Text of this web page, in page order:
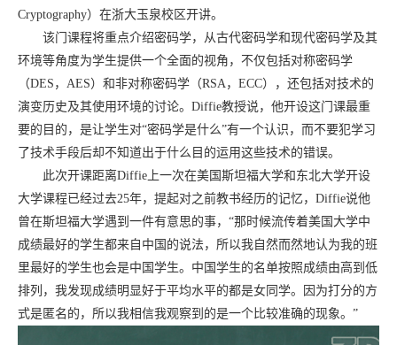
Cryptography）在浙大玉泉校区开讲。
该门课程将重点介绍密码学，从古代密码学和现代密码学及其
环境等角度为学生提供一个全面的视角，不仅包括对称密码学
（DES ， AES）和非对称密码学（RSA， ECC），还包括对技术的
演变历史及其使用环境的讨论。 Diffie教授说，他开设这门课最重
要的目的，是让学生对“密码学是什么”有一个认识，而不要犯学习
了技术手段后却不知道出于什么目的运用这些技术的错误。
此次开课距离Diffie上一次在美国斯坦福大学和东北大学开设
大学课程已经过去25年，提起对之前教书经历的记忆， Diffie说他
曾在斯坦福大学遇到一件有意思的事，“那时候流传着美国大学中
成绩最好的学生都来自中国的说法，所以我自然而然地认为我的班
里最好的学生也会是中国学生。中国学生的名单按照成绩由高到低
排列，我发现成绩明显好于平均水平的都是女同学。因为打分的方
式是匿名的，所以我相信我观察到的是一个比较准确的现象。”